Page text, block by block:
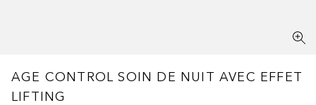
AGE CONTROL SOIN DE NUIT AVEC EFFET
LIFTING